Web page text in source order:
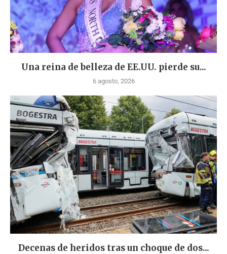
Una reina de belleza de EE.UU. pierde su...
6 agosto, 2026
Decenas de heridos tras un choque de dos...